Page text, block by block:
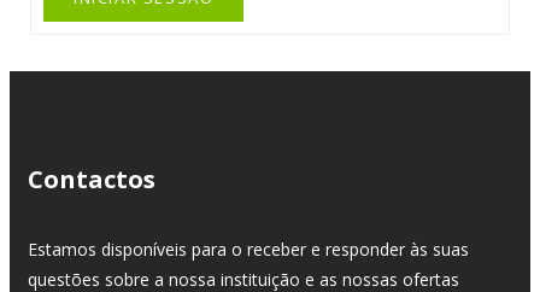
Contactos
Estamos disponíveis para o receber e responder às suas
questões sobre a nossa instituição e as nossas ofertas